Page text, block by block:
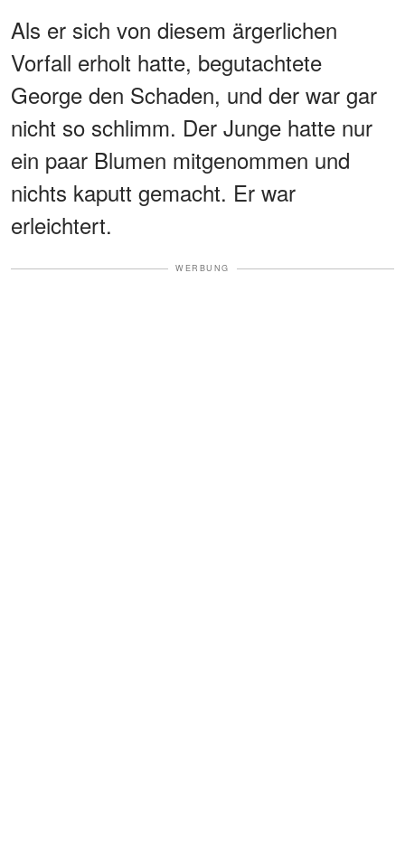
Als er sich von diesem ärgerlichen
Vorfall erholt hatte, begutachtete
George den Schaden, und der war gar
nicht so schlimm. Der Junge hatte nur
ein paar Blumen mitgenommen und
nichts kaputt gemacht. Er war
erleichtert.
WERBUNG